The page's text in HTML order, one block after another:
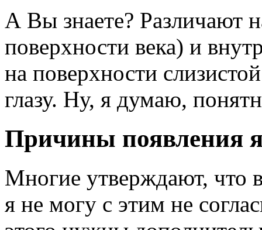
А Вы знаете? Различают
поверхности века) и
на поверхности
глазу. Ну, я думаю,
Причины появления
Многие утверждают, что
я не могу с этим не